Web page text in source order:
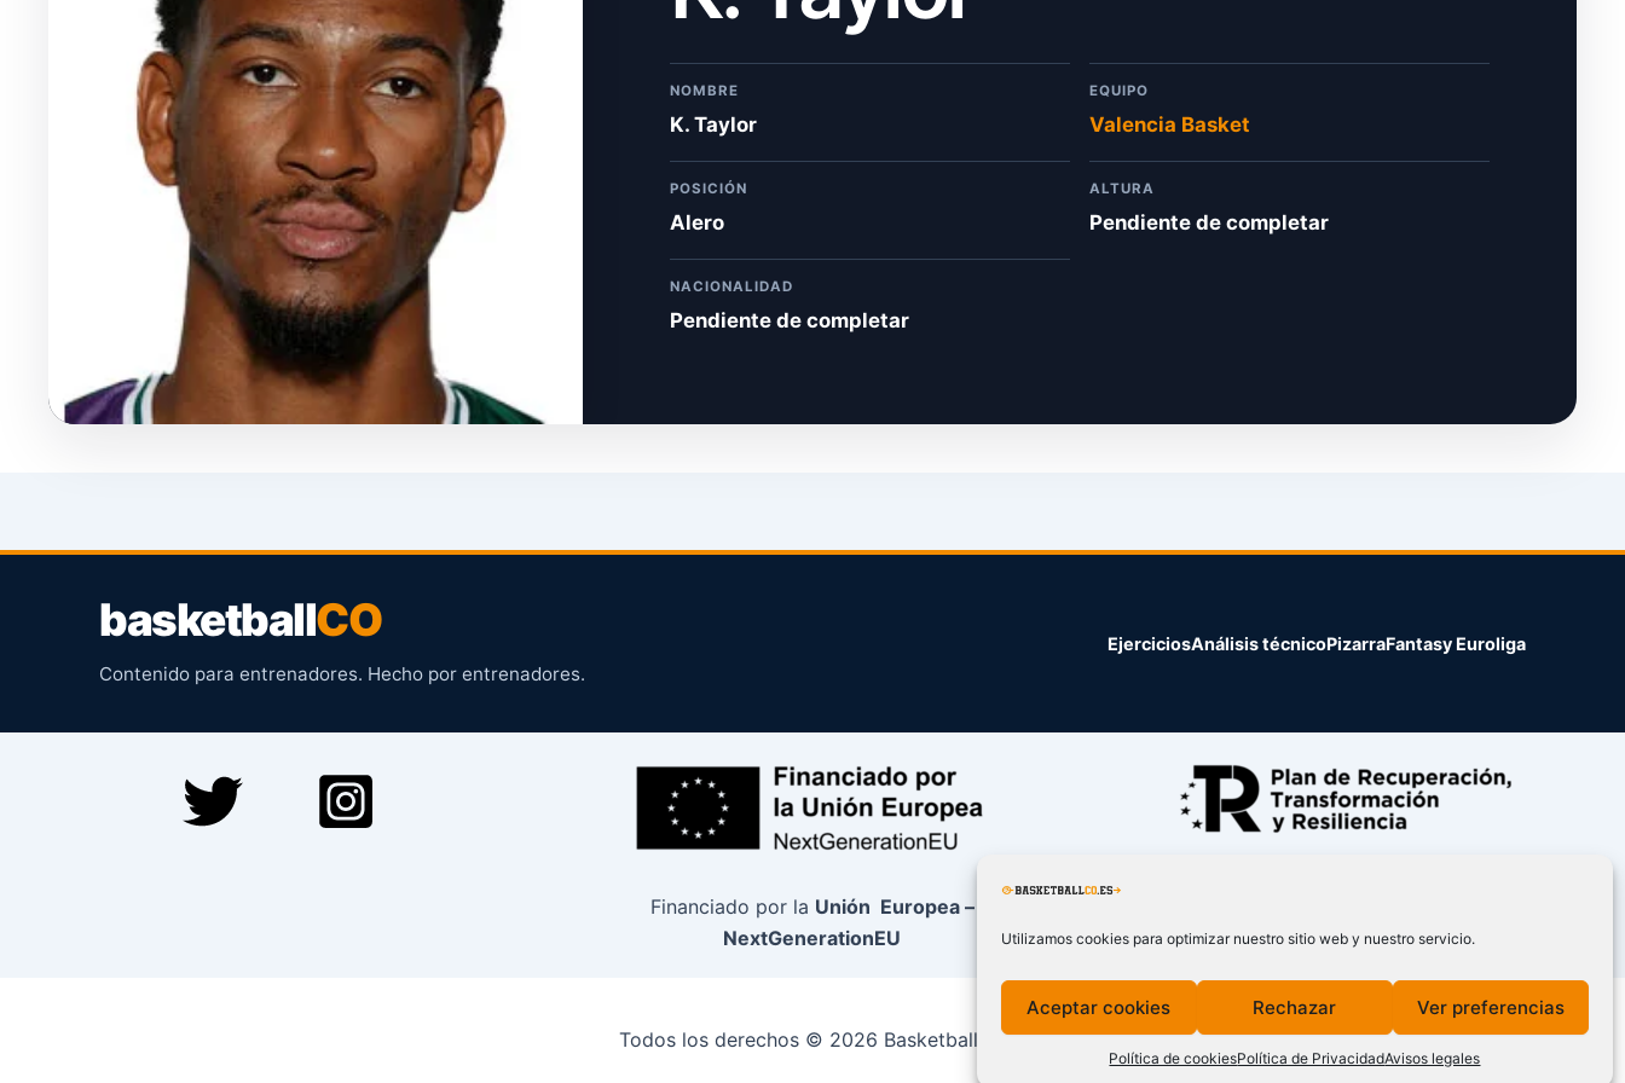
Utilizamos cookies para optimizar nuestro sitio web y nuestro servicio.
Aceptar cookies Rechazar Ver preferencias
Política de cookiesPolítica de PrivacidadAvisos legales
NOMBRE
K. Taylor
EQUIPO
Valencia Basket
POSICIÓN
Alero
ALTURA
Pendiente de completar
NACIONALIDAD
Pendiente de completar
basketballCO
Contenido para entrenadores. Hecho por entrenadores.
EjerciciosAnálisis técnicoPizarraFantasy Euroliga
Financiado por la Unión Europea –
NextGenerationEU
Todos los derechos © 2026 BasketballCO